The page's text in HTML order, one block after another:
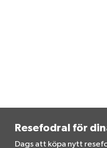
Resefodral för
Dags att köpa nytt